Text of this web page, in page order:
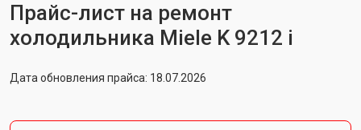
Прайс-лист на ремонт
холодильника Miele K 9212 i
Дата обновления прайса: 18.07.2026